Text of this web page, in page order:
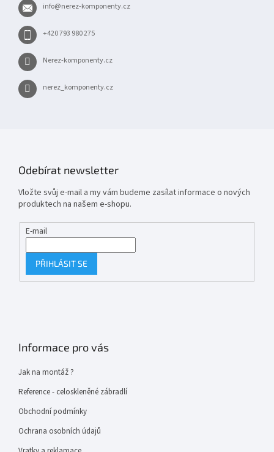
info@nerez-komponenty.cz
+420 793 980 275
Nerez-komponenty.cz
nerez_komponenty.cz
Odebírat newsletter
Vložte svůj e-mail a my vám budeme zasílat informace o nových
produktech na našem e-shopu.
E-mail
PŘIHLÁSIT SE
Informace pro vás
Jak na montáž ?
Reference - celoskleněné zábradlí
Obchodní podmínky
Ochrana osobních údajů